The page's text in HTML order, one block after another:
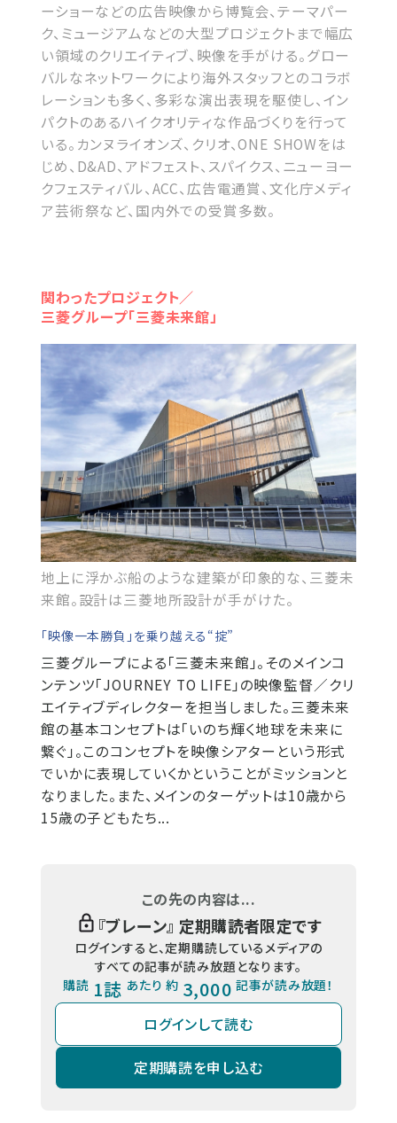
ーショーなどの広告映像から博覧会、テーマパー
ク、ミュージアムなどの大型プロジェクトまで幅広
い領域のクリエイティブ、映像を手がける。グロー
バルなネットワークにより海外スタッフとのコラボ
レーションも多く、多彩な演出表現を駆使し、イン
パクトのあるハイクオリティな作品づくりを行って
いる。カンヌライオンズ、クリオ、ONE SHOWをは
じめ、D&AD、アドフェスト、スパイクス、ニューヨー
クフェスティバル、ACC、広告電通賞、文化庁メディ
ア芸術祭など、国内外での受賞多数。
関わったプロジェクト／
三菱グループ「三菱未来館」
地上に浮かぶ船のような建築が印象的な、三菱未
来館。設計は三菱地所設計が手がけた。
「映像一本勝負」を乗り越える“掟”
三菱グループによる「三菱未来館」。そのメインコ
ンテンツ「JOURNEY TO LIFE」の映像監督／クリ
エイティブディレクターを担当しました。三菱未来
館の基本コンセプトは「いのち輝く地球を未来に
繋ぐ」。このコンセプトを映像シアターという形式
でいかに表現していくかということがミッションと
なりました。また、メインのターゲットは10歳から
15歳の子どもたち...
この先の内容は...
『ブレーン』 定期購読者限定です
ログインすると、定期購読しているメディアの
すべての記事が読み放題となります。
購読 1誌 あたり 約 3,000 記事が読み放題！
ログインして読む
定期購読を申し込む